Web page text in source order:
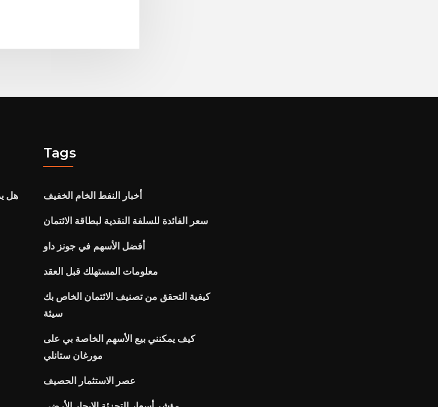
هل
Tags
أخبار النفط الخام الخفيف
سعر الفائدة للسلفة النقدية لبطاقة الائتمان
أفضل الأسهم في جونز داو
معلومات المستهلك قبل العقد
كيفية التحقق من تصنيف الائتمان الخاص بك
سيئة
كيف يمكنني بيع الأسهم الخاصة بي على
مورغان ستانلي
عصر الاستثمار الحصيف